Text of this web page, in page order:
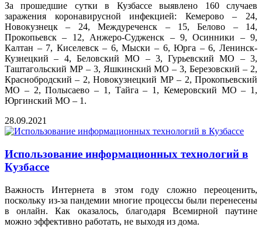
За прошедшие сутки в Кузбассе выявлено 160 случаев
заражения коронавирусной инфекцией: Кемерово – 24,
Новокузнецк – 24, Междуреченск – 15, Белово – 14,
Прокопьевск – 12, Анжеро-Судженск – 9, Осинники – 9,
Калтан – 7, Киселевск – 6, Мыски – 6, Юрга – 6, Ленинск-
Кузнецкий – 4, Беловский МО – 3, Гурьевский МО – 3,
Таштагольский МР – 3, Яшкинский МО – 3, Березовский – 2,
Краснобродский – 2, Новокузнецкий МР – 2, Прокопьевский
МО – 2, Полысаево – 1, Тайга – 1, Кемеровский МО – 1,
Юргинский МО – 1.
28.09.2021
Использование информационных технологий в
Кузбассе
Важность Интернета в этом году сложно переоценить,
поскольку из-за пандемии многие процессы были перенесены
в онлайн. Как оказалось, благодаря Всемирной паутине
можно эффективно работать, не выходя из дома.